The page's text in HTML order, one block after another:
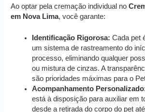
Ao optar pela cremação individual no
em Nova Lima, você garante:
Identificação Rigorosa: Cada pet
um sistema de rastreamento do
processo, eliminando qualquer
ou mistura de cinzas. A
são prioridades máximas para o
Acompanhamento
está à disposição para auxiliar em
desde a retirada do corpo do pet